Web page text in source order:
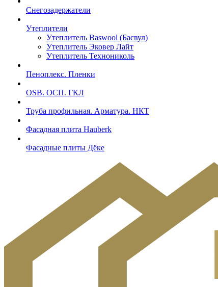
Снегозадержатели
Утеплители
Утеплитель Baswool (Басвул)
Утеплитель Эковер Лайт
Утеплитель Технониколь
Пеноплекс. Пленки
OSB. ОСП. ГКЛ
Труба профильная. Арматура. НКТ
Фасадная плита Hauberk
Фасадные плиты Дёке